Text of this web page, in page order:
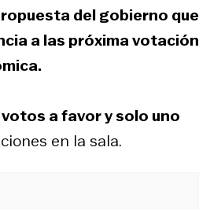
del gobierno que
a las próxima votación
a favor y solo uno
en la sala.